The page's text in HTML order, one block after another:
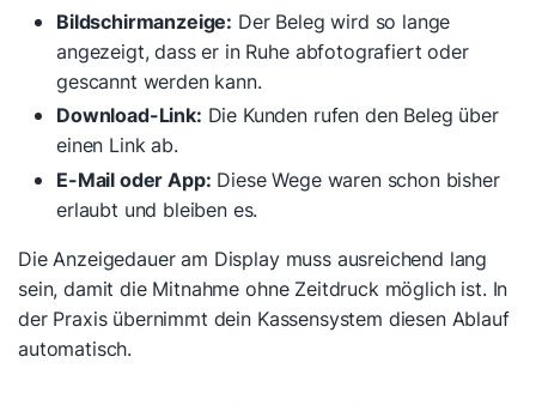
Bildschirmanzeige: Der Beleg wird so lange
angezeigt, dass er in Ruhe abfotografiert oder
gescannt werden kann.
Download-Link: Die Kunden rufen den Beleg über
einen Link ab.
E-Mail oder App: Diese Wege waren schon bisher
erlaubt und bleiben es.
Die Anzeigedauer am Display muss ausreichend lang
sein, damit die Mitnahme ohne Zeitdruck möglich ist. In
der Praxis übernimmt dein Kassensystem diesen Ablauf
automatisch.